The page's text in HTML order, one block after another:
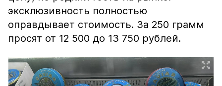
эксклюзивность полностью
оправдывает стоимость. За 250 грамм
просят от 12 500 до 13 750 рублей.